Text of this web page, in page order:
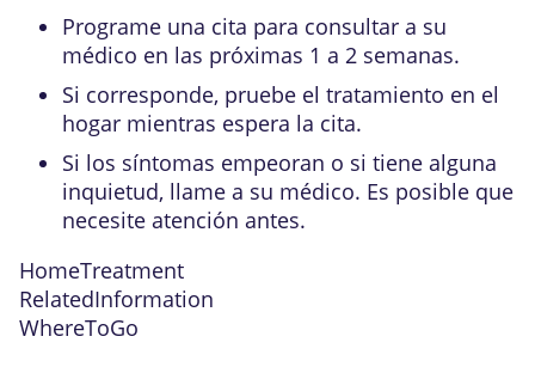
Programe una cita para consultar a su
médico en las próximas 1 a 2 semanas.
Si corresponde, pruebe el tratamiento en el
hogar mientras espera la cita.
Si los síntomas empeoran o si tiene alguna
inquietud, llame a su médico. Es posible que
necesite atención antes.
HomeTreatment
RelatedInformation
WhereToGo